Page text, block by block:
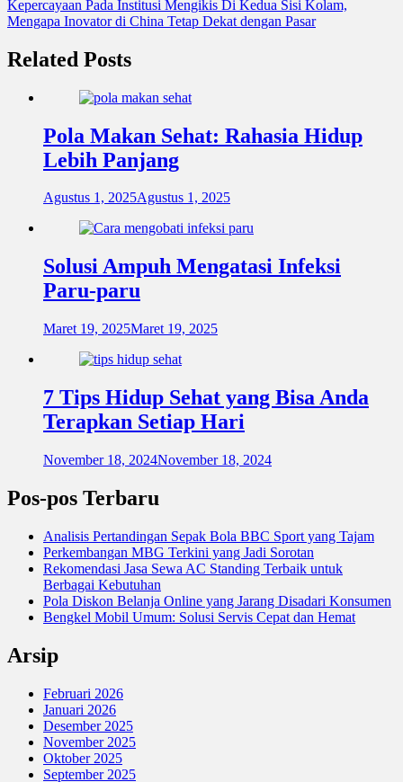
Navigasi
pos
Kepercayaan Pada Institusi Mengikis Di Kedua Sisi Kolam,
Mengapa Inovator di China Tetap Dekat dengan Pasar
Related Posts
Pola Makan Sehat: Rahasia Hidup
Lebih Panjang
Agustus 1, 2025Agustus 1, 2025
Solusi Ampuh Mengatasi Infeksi
Paru-paru
Maret 19, 2025Maret 19, 2025
7 Tips Hidup Sehat yang Bisa Anda
Terapkan Setiap Hari
November 18, 2024November 18, 2024
Pos-pos Terbaru
Analisis Pertandingan Sepak Bola BBC Sport yang Tajam
Perkembangan MBG Terkini yang Jadi Sorotan
Rekomendasi Jasa Sewa AC Standing Terbaik untuk
Berbagai Kebutuhan
Pola Diskon Belanja Online yang Jarang Disadari Konsumen
Bengkel Mobil Umum: Solusi Servis Cepat dan Hemat
Arsip
Februari 2026
Januari 2026
Desember 2025
November 2025
Oktober 2025
September 2025